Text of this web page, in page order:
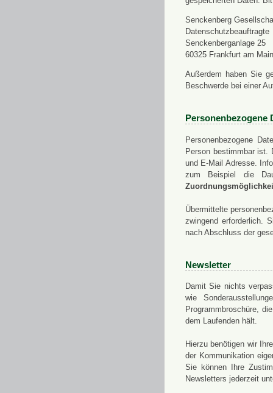
Senckenberg
Datenschutzbeauftragte
Senckenberganlage 25
60325 Frankfurt am Main
Außerdem haben Sie
Beschwerde bei einer
Personenbezogene
Personenbezogene
Person bestimmbar ist.
und E-Mail Adresse.
zum Beispiel die
Übermittelte
zwingend erforderlich.
nach Abschluss der
Newsletter
Damit Sie nichts
wie
Programmbroschüre,
dem Laufenden hält.
Hierzu benötigen wir
der Kommunikation
Sie können Ihre
Newsletters jederzeit